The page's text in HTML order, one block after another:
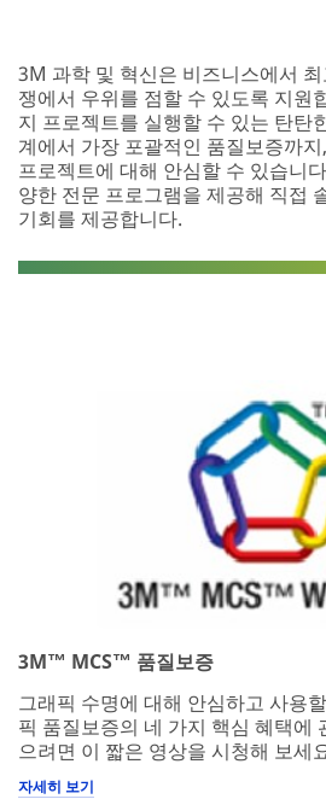
3M 과학 및 혁신은 비즈니스에서
쟁에서 우위를 점할 수 있도록 지원
지 프로젝트를 실행할 수 있는 탄탄
계에서 가장 포괄적인 품질보증까
프로젝트에 대해 안심할 수 있습니
양한 전문 프로그램을 제공해 직접
기회를 제공합니다.
3M™ MCS™ 품질보증
그래픽 수명에 대해 안심하고 사용
픽 품질보증의 네 가지 핵심 혜택에
으려면 이 짧은 영상을 시청해 보세
자세히 보기